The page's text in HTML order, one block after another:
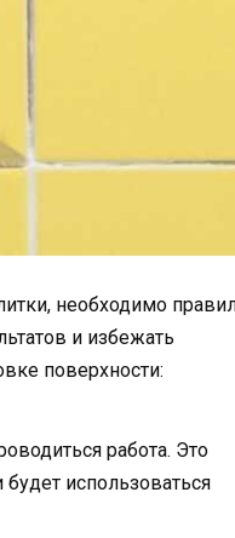
необходимо
и избежать
поверхности:
работа. Это
использоваться